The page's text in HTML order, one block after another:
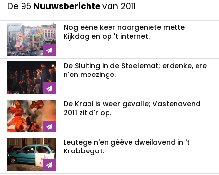
De 95 Nuuwsberichtevan 2011
Nog ééne keer naargeniete mette
Kijkdag en op 't internet.
De Sluiting in de Stoelemat; erdenke, ere
n'en meezinge.
De Kraai is weer gevalle; Vastenavend
2011 zit d'r op.
Leutege n'en gèève dweilavend in 't
Krabbegat.